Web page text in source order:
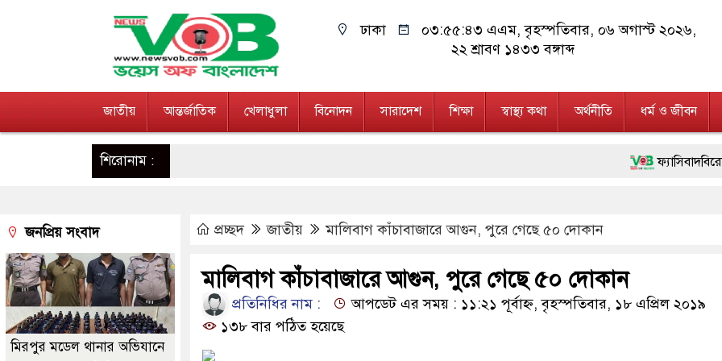
ঢাকা ০৩:৫৫:৪৩ এএম, বৃহস্পতিবার, ০৬ অগাস্ট ২০২৬,
২২ শ্রাবণ ১৪৩৩ বঙ্গাব্দ
জাতীয় আন্তর্জাতিক খেলাধুলা বিনোদন সারাদেশ শিক্ষা স্বাস্থ্য কথা অর্থনীতি ধর্ম ও জীবন
শিরোনাম : ফ্যাসিবাদবিরোধী
জনগণ পরিবর্তন
২৮ লাখ টাকার জাল
নেতৃত্ব ও গণতন্ত্রের
অবৈধ বিদেশি পিস্তল,
প্রচ্ছদ জাতীয় মালিবাগ কাঁচাবাজারে আগুন, পুরে গেছে ৫০ দোকান
মালিবাগ কাঁচাবাজারে আগুন, পুরে গেছে ৫০ দোকান
প্রতিনিধির নাম :
আপডেট এর সময় : ১১:২১ পূর্বাহ্ন, বৃহস্পতিবার, ১৮ এপ্রিল ২০১৯
১৩৮ বার পঠিত হয়েছে
জনপ্রিয় সংবাদ
মিরপুর মডেল থানার অভিযানে